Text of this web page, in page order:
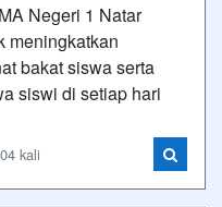
Negeri 1 Natar
meningkatkan
bakat siswa serta
siswi di setiap hari
kali